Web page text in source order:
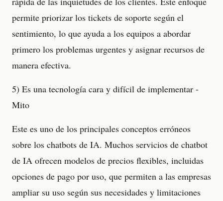
permite priorizar los tickets de soporte según el
sentimiento, lo que ayuda a los equipos a abordar
primero los problemas urgentes y asignar recursos de
manera efectiva.
5) Es una tecnología cara y difícil de implementar -
Mito
Este es uno de los principales conceptos erróneos
sobre los chatbots de IA. Muchos servicios de chatbot
de IA ofrecen modelos de precios flexibles, incluidas
opciones de pago por uso, que permiten a las empresas
ampliar su uso según sus necesidades y limitaciones